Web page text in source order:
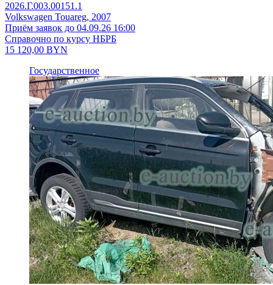
2026.Г.003.00151.1
Volkswagen Touareg, 2007
Приём заявок до 04.09.26 16:00
Справочно по курсу НБРБ
15 120,00 BYN
Государственное